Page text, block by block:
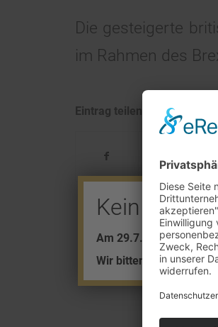
Die gesteigerte
im Rahmen des
Eintrag teilen
Kein
Am 29.7. + 5.8. findet
Wir bitten um Ihr